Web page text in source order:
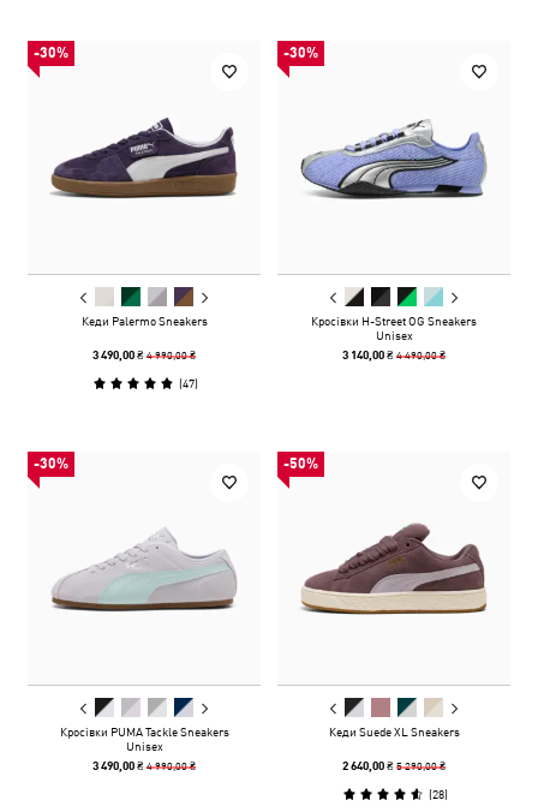
-30%
Кеди Palermo Sneakers
3 490,00 ₴4 990,00 ₴
(47)
-30%
Кросівки H-Street OG Sneakers
Unisex
3 140,00 ₴4 490,00 ₴
-30%
Кросівки PUMA Tackle Sneakers
Unisex
3 490,00 ₴4 990,00 ₴
-50%
Кеди Suede XL Sneakers
2 640,00 ₴5 290,00 ₴
(28)